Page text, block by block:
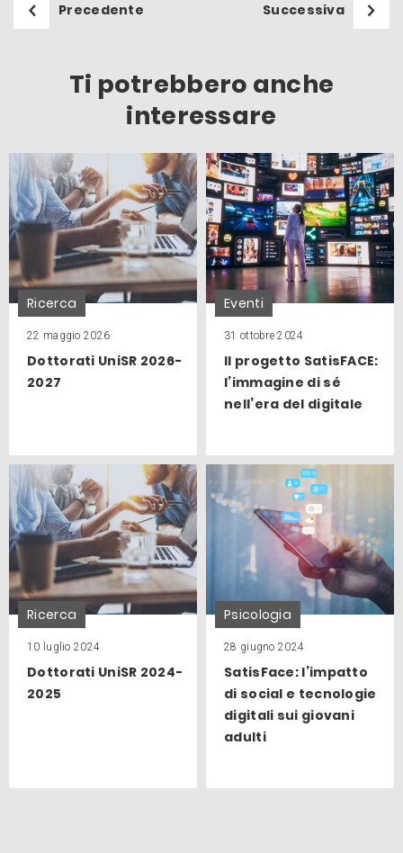
Precedente Successiva
Ti potrebbero anche
interessare
Ricerca
22 maggio 2026
Dottorati UniSR 2026-
2027
Eventi
31 ottobre 2024
Il progetto SatisFACE:
l’immagine di sé
nell’era del digitale
Ricerca
10 luglio 2024
Dottorati UniSR 2024-
2025
Psicologia
28 giugno 2024
SatisFace: l’impatto
di social e tecnologie
digitali sui giovani
adulti